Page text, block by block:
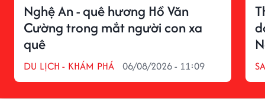
Nghệ An - quê hương Hồ Văn
Cường trong mắt người con xa
quê
DU LỊCH - KHÁM PHÁ 06/08/2026 - 11:09